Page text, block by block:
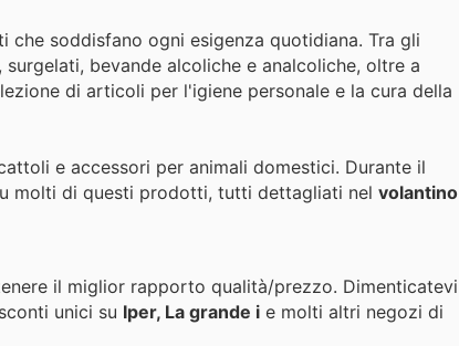
soddisfano ogni esigenza quotidiana. Tra gli
bevande alcoliche e analcoliche, oltre a
di articoli per l'igiene personale e la cura della
e accessori per animali domestici. Durante il
molti di questi prodotti, tutti dettagliati nel volantino
il miglior rapporto qualità/prezzo. Dimenticatevi
unici su Iper, La grande i e molti altri negozi di